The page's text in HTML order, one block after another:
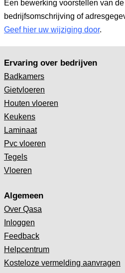
Een bewerking voorstellen van
bedrijfsomschrijving of
Geef hier uw wijziging door.
Ervaring over bedrijven
Badkamers
Gietvloeren
Houten vloeren
Keukens
Laminaat
Pvc vloeren
Tegels
Vloeren
Algemeen
Over Qasa
Inloggen
Feedback
Helpcentrum
Kosteloze vermelding aanvragen